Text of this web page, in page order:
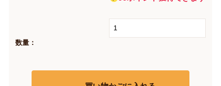
数量：